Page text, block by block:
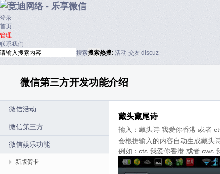
登录
首页
管理
联系我们
搜索搜索热搜: 活动 交友 discuz
微信第三方开发功能介绍
微信活动
微信第三方
微信娱乐功能
新版贺卡
藏头藏尾诗
输入：藏头诗 我爱你香港 或者
会根据输入的内容自动生成藏头
例如：cts 我爱你香港 或者 cws